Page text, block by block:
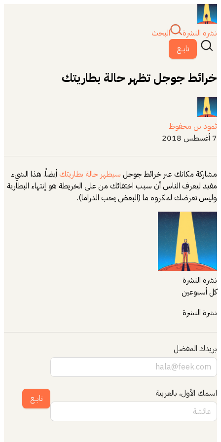
نشرة النشرة
البحث
تابــع
خرائط جوجل تظهر حالة بطاريتك
ثمود بن محفوظ
7 أغسطس 2018
مشاركة مكانك عبر خرائط جوجل سيظهر حالة بطاريتك أيضاً. هذا الشيء
مفيد ليعرف الناس أن سبب اختفائك من على الخريطة هو إنتهاء البطارية
وليس تعرضك لمكروه ما (البعض يحب الدراما).
نشرة النشرة
كل أسبوعين
نشرة النشرة
بريدك المفضل
اسمك الأول، بالعربية تابــع